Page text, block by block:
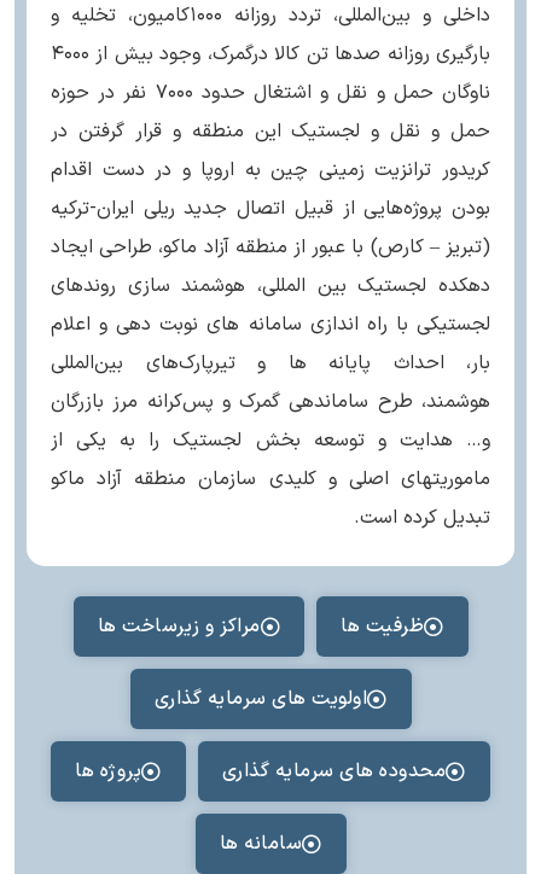
داخلی و بین‌المللی، تردد روزانه ۱۰۰۰کامیون، تخلیه و
بارگیری روزانه صدها تن کالا درگمرک، وجود بیش از ۴۰۰۰
ناوگان حمل و نقل و اشتغال حدود ۷۰۰۰ نفر در حوزه
حمل و نقل و لجستیک این منطقه و قرار گرفتن در
کریدور ترانزیت زمینی چین به اروپا و در دست اقدام
بودن پروژه‌هایی از قبیل اتصال جدید ریلی ایران-ترکیه
(تبریز – کارص) با عبور از منطقه آزاد ماکو، طراحی ایجاد
دهکده لجستیک بین المللی، هوشمند سازی روندهای
لجستیکی با راه اندازی سامانه های نوبت دهی و اعلام
بار، احداث پایانه ها و تیرپارک‌های بین‌المللی
هوشمند، طرح ساماندهی گمرک و پس‌کرانه مرز بازرگان
و… هدایت و توسعه بخش لجستیک را به یکی از
ماموریتهای اصلی و کلیدی سازمان منطقه آزاد ماکو
تبدیل کرده است.
ظرفیت ها مراکز و زیرساخت ها
اولویت های سرمایه گذاری
محدوده های سرمایه گذاری پروژه ها
سامانه ها